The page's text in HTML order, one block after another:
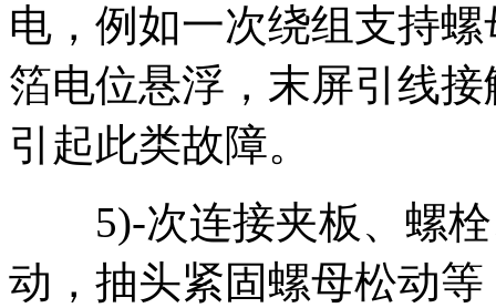
电，例如一次绕组支持
箔电位悬浮，末屏引线
引起此类故障。
5)-次连接夹板、螺栓
动，抽头紧固螺母松动